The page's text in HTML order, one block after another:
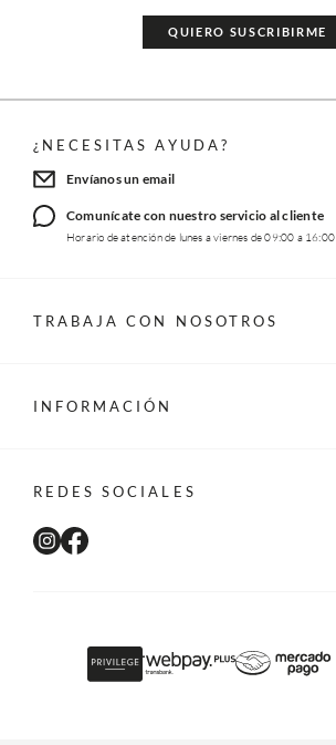
QUIERO SUSCRIBIRME
¿NECESITAS AYUDA?
Envíanos un email
Comunícate con nuestro servicio al cliente
Horario de atención de lunes a viernes de 09:00 a 16:00
TRABAJA CON NOSOTROS
INFORMACIÓN
REDES SOCIALES